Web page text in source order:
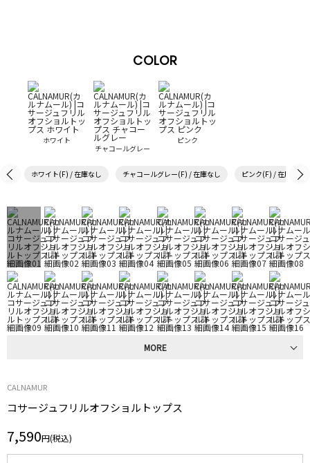
COLOR
ホワイト
チャコールグレー
ピンク
ホワイト(F) / 在庫なし チャコールグレー(F) / 在庫なし ピンク(F) / 在庫なし
MORE
CALNAMUR
コサージュフリルオフショルトップス
7,590円(税込)